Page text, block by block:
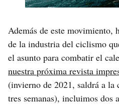
Además de este movimiento,
de la industria del ciclismo
el asunto para combatir el
nuestra próxima revista
(invierno de 2021, saldrá a la
tres semanas), incluimos dos